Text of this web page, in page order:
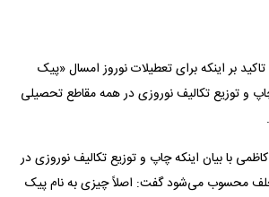
بر اینکه برای تعطیلات نوروز امسال «پیک
و توزیع تکالیف نوروزی در همه مقاطع تحصیلی
با بیان اینکه چاپ و توزیع تکالیف نوروزی در
محسوب می‌شود گفت: اصلاً چیزی به نام پیک